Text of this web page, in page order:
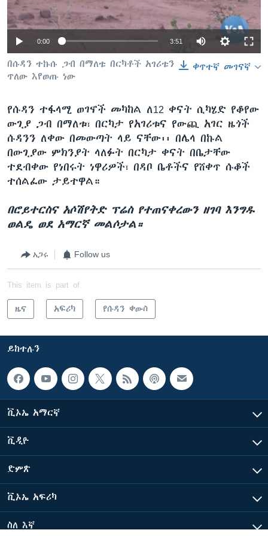
ቋንቋዎች
0:00 3:51
ቀጥተኛ መገናኛ
በሱዳን ተኩሱ ጋብ በማለቱ በርካቶች አገሪቱን
ጥለው እየወጡ ነው
የሱዳን ተፋላሚ ወገኖች መካከል ለ12 ቀናት ሲካሄድ የቆየው
ውጊያ ጋብ በማለቱ፣ በርካታ የአገሪቱና የውጪ አገር ዜጎች
ሱዳንን ለቀው በመውጣት ላይ ናቸው፡፡ በሌላ በኩል
በውጊያው ምክንያት ላለፉት በርካታ ቀናት በቤታቸው
ተደብቀው የነበሩት ነዋሪዎች፣ በዳቦ ቤቶችና የሸቀጥ ሱቆች
ተሰልፈው ታይተዋል።
በሮይተርስና አሶሽየትድ ፕሬስ የተጠናቀረውን ዘገባ እንግዱ
ወልዴ ወደ አማርኛ መልሶታል።
አጋሩ Follow us
This item is part of
ዜና አፍሪካ የሱዳን ቀውስ
ይከተሉን
ቪኦኤ አማርኛ
ቪዲዮ
ድምጽ
ቪኦኤ አፍሪካ
ስለ እኛ